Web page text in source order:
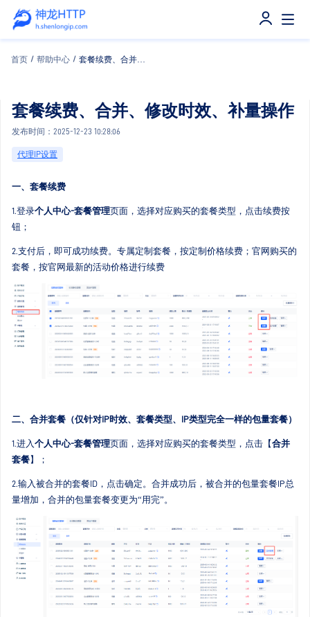
首页 / 帮助中心 /
套餐续费、合并、修改时效、补量操作
发布时间：2025-12-23 10:28:06
代理IP设置
一、套餐续费
1.登录个人中心-套餐管理页面，选择对应购买的套餐类型，点击续费按
钮；
2.支付后，即可成功续费。专属定制套餐，按定制价格续费；官网购买的
套餐，按官网最新的活动价格进行续费
二、合并套餐（仅针对IP时效、套餐类型、IP类型完全一样的包量套餐）
1.进入 个人中心-套餐管理页面，选择对应购买的套餐类型，点击【合并
套餐】；
2.输入被合并的套餐ID，点击确定。合并成功后，被合并的包量套餐IP总
量增加，合并的包量套餐变更为“用完”。